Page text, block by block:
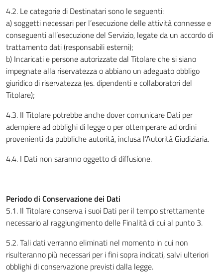
4.2. Le categorie di Destinatari sono le seguenti:
a) soggetti necessari per l’esecuzione delle attività connesse e
conseguenti all’esecuzione del Servizio, legate da un accordo di
trattamento dati (responsabili esterni);
b) Incaricati e persone autorizzate dal Titolare che si siano
impegnate alla riservatezza o abbiano un adeguato obbligo
giuridico di riservatezza (es. dipendenti e collaboratori del
Titolare);
4.3. Il Titolare potrebbe anche dover comunicare Dati per
adempiere ad obblighi di legge o per ottemperare ad ordini
provenienti da pubbliche autorità, inclusa l’Autorità Giudiziaria.
4.4. I Dati non saranno oggetto di diffusione.
Periodo di Conservazione dei Dati
5.1. Il Titolare conserva i suoi Dati per il tempo strettamente
necessario al raggiungimento delle Finalità di cui al punto 3.
5.2. Tali dati verranno eliminati nel momento in cui non
risulteranno più necessari per i fini sopra indicati, salvi ulteriori
obblighi di conservazione previsti dalla legge.